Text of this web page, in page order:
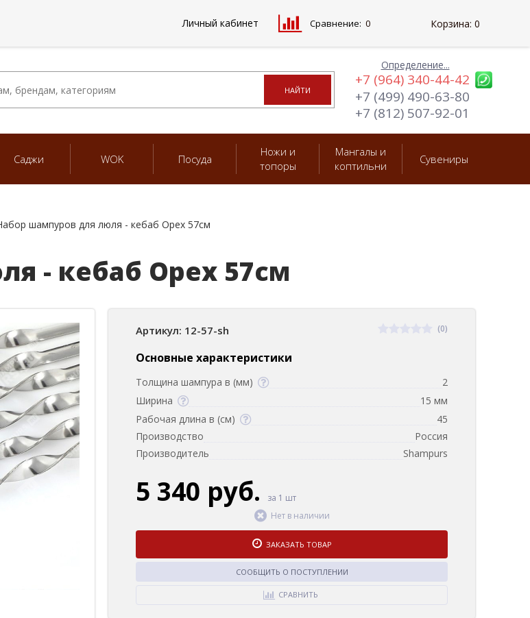
Определение...
+7 (964) 340-44-42
+7 (499) 490-63-80
+7 (812) 507-92-01
Саджи WOK Посуда
Ножи и
топоры
Мангалы и
коптильни
Сувениры
шампуров для люля - кебаб Орех 57см
- кебаб Орех 57см
Артикул: 12-57-sh (0)
Основные характеристики
Толщина шампура в (мм)
2
Ширина
15 мм
Рабочая длина в (см)
45
Производство
Россия
Производитель
Shampurs
5 340 руб.
за 1 шт
Нет в наличии
ЗАКАЗАТЬ ТОВАР
СООБЩИТЬ О ПОСТУПЛЕНИИ
СРАВНИТЬ
Личный кабинет Сравнение: 0 Корзина: 0